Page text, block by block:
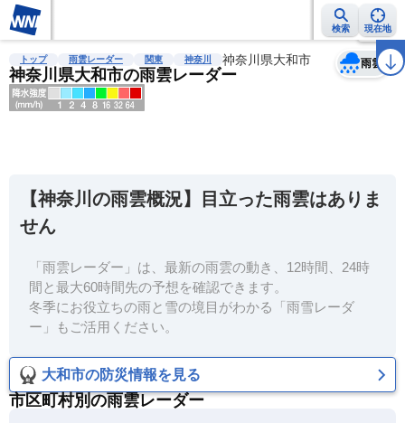
検索 現在地
雨雲レーダー 台風情報 地震情報 警報・注意報 2週間天気 ラ
トップ 雨雲レーダー 関東 神奈川 神奈川県大和市
神奈川県大和市の雨雲レーダー
雨雲
天気 台風
【神奈川の雨雲概況】目立った雨雲はありま
せん
「雨雲レーダー」は、最新の雨雲の動き、12時間、24時
間と最大60時間先の予想を確認できます。
冬季にお役立ちの雨と雪の境目がわかる「雨雪レーダ
ー」もご活用ください。
大和市の防災情報を見る
市区町村別の雨雲レーダー